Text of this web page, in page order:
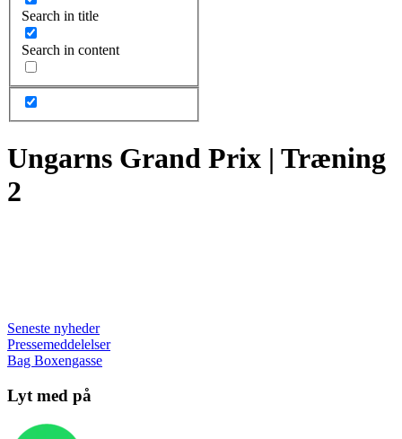
Search in title
Search in content
Ungarns Grand Prix | Træning
2
Seneste nyheder
Pressemeddelelser
Bag Boxengasse
Lyt med på